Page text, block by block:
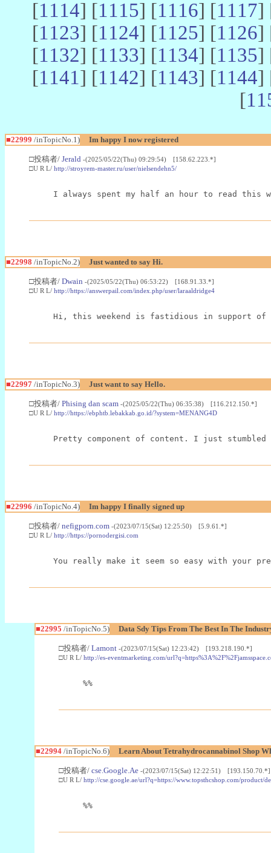
[1114] [1115] [1116] [1117]
[1123] [1124] [1125] [1126]
[1132] [1133] [1134] [1135]
[1141] [1142] [1143] [1144]
[
■22999 /inTopicNo.1) Im happy I now registered
□投稿者/ Jerald -(2025/05/22(Thu) 09:29:54) [158.62.223.*]
□U R L/ http://stroyrem-master.ru/user/nielsendehn5/
I always spent my half an hour to read
■22998 /inTopicNo.2) Just wanted to say Hi.
□投稿者/ Dwain -(2025/05/22(Thu) 06:53:22) [168.91.33.*]
□U R L/ http://https://answerpail.com/index.php/user/laraaldridge4
Hi, this weekend is fastidious in support of
■22997 /inTopicNo.3) Just want to say Hello.
□投稿者/ Phising dan scam -(2025/05/22(Thu) 06:35:38) [116.212.150.*]
□U R L/ http://https://ebphtb.lebakkab.go.id/?system=MENANG4D
Pretty component of content. I just
■22996 /inTopicNo.4) Im happy I finally signed up
□投稿者/ nefigporn.com -(2023/07/15(Sat) 12:25:50) [5.9.61.*]
□U R L/ http://https://pornodergisi.com
You really make it seem so easy with your
■22995 /inTopicNo.5) Data Sdy Tips From The Best In The
□投稿者/ Lamont -(2023/07/15(Sat) 12:23:42) [193.218.190.*]
□U R L/ http://es-eventmarketing.com/
%%
■22994/inTopicNo.6) Learn About Tetrahydrocannabinol Shop
□投稿者/ cse.Google.Ae -(2023/07/15(Sat) 12:22:51) [193.150.70.*]
□U R L/ http://cse.google.ae/url?q=https://www.topsthcshop.com/
%%